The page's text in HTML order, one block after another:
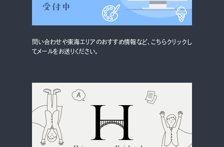
問い合わせや東海エリアのおすすめ情報など、こちらクリックし
てメールをお送りください。